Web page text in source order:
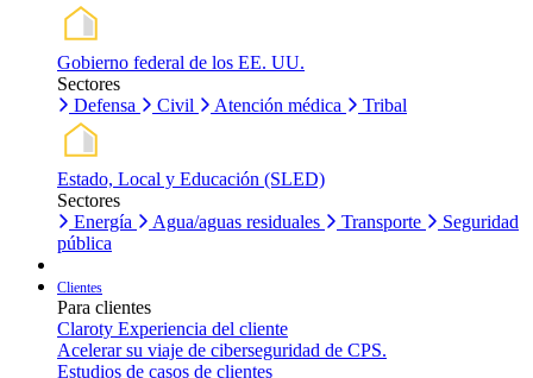
Gobierno federal de los EE. UU.
Sectores
Defensa
Civil Atención médica Tribal
Estado, Local y Educación (SLED)
Sectores
Energía
Agua/aguas residuales Transporte
Seguridad
pública
Clientes
Para clientes
Claroty Experiencia del cliente
Acelerar su viaje de ciberseguridad de CPS.
Estudios de casos de clientes